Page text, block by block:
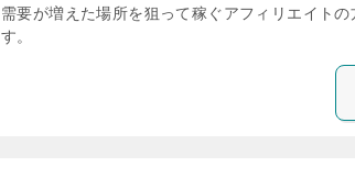
需要が増えた場所を狙って稼ぐアフィリエイト
す。